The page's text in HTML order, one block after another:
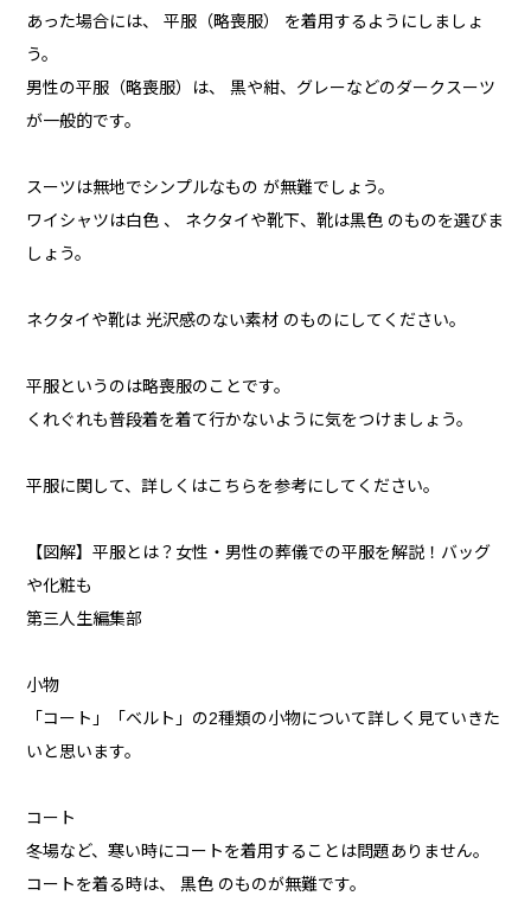
あった場合には、 平服（略喪服） を着用するようにしましょ
う。
男性の平服（略喪服）は、 黒や紺、グレーなどのダークスーツ
が一般的です。
スーツは無地でシンプルなもの が無難でしょう。
ワイシャツは白色 、 ネクタイや靴下、靴は黒色 のものを選びま
しょう。
ネクタイや靴は 光沢感のない素材 のものにしてください。
平服というのは略喪服のことです。
くれぐれも普段着を着て行かないように気をつけましょう。
平服に関して、詳しくはこちらを参考にしてください。
【図解】平服とは？女性・男性の葬儀での平服を解説！バッグ
や化粧も
第三人生編集部
小物
「コート」「ベルト」の2種類の小物について詳しく見ていきた
いと思います。
コート
冬場など、寒い時にコートを着用することは問題ありません。
コートを着る時は、 黒色 のものが無難です。